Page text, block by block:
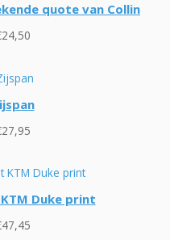
quote van Collin
24,50
€24,50
27,95
€27,95
Duke print
47,45